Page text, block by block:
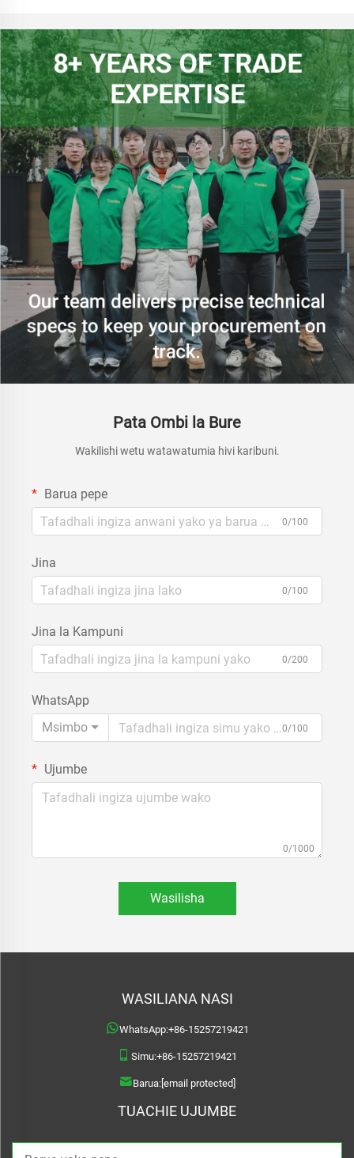
Pata Ombi la Bure
Wakilishi wetu watawatumia hivi karibuni.
Barua pepe
0/100
Jina
0/100
Jina la Kampuni
0/200
WhatsApp
Msimbo
0/100
Ujumbe
0/1000
Wasilisha
WASILIANA NASI
WhatsApp:+86-15257219421
Simu:+86-15257219421
Barua: [email protected]
TUACHIE UJUMBE